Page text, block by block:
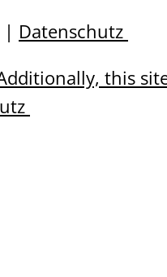
| Datenschutz
this